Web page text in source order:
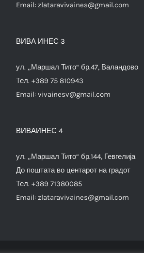
Email: zlataravivaines@gmail.com
ВИВА ИНЕС 3
ул. „Маршал Тито“ бр.47, Валандово
Тел. +389 75 810943
Email: vivainesv@gmail.com
ВИВАИНЕС 4
ул. „Маршал Тито“ бр.144, Гевгелија
До поштата во центарот на градот
Тел. +389 71380085
Email: zlataravivaines@gmail.com